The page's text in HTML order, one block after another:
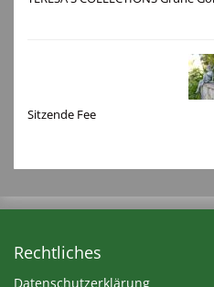
Sitzende Fee
Rechtliches
Datenschutzerklärung